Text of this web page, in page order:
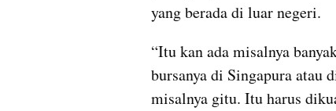
yang berada di luar negeri.
“Itu kan ada misalnya
bursanya di Singapura atau
misalnya gitu. Itu harus